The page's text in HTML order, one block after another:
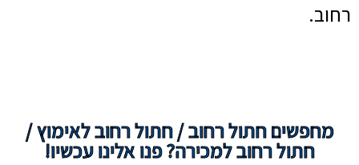
רחוב.
מחפשים חתול רחוב / חתול רחוב לאימוץ /
חתול רחוב למכירה? פנו אלינו עכשיו!